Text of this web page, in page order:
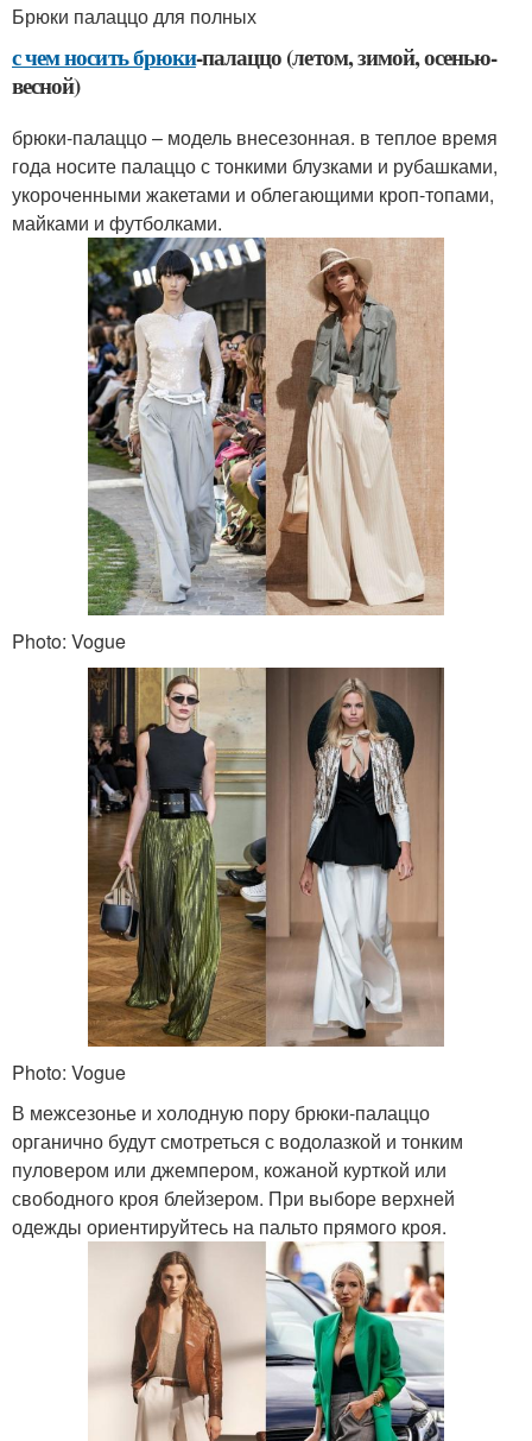
Брюки палаццо для полных
с чем носить брюки-палаццо (летом, зимой, осенью-
весной)
брюки-палаццо – модель внесезонная. в теплое время
года носите палаццо с тонкими блузками и рубашками,
укороченными жакетами и облегающими кроп-топами,
майками и футболками.
Photo: Vogue
Photo: Vogue
В межсезонье и холодную пору брюки-палаццо
органично будут смотреться с водолазкой и тонким
пуловером или джемпером, кожаной курткой или
свободного кроя блейзером. При выборе верхней
одежды ориентируйтесь на пальто прямого кроя.